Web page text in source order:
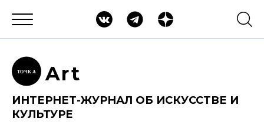
ТОЧК А Art
ИНТЕРНЕТ-ЖУРНАЛ ОБ ИСКУССТВЕ И
КУЛЬТУРЕ